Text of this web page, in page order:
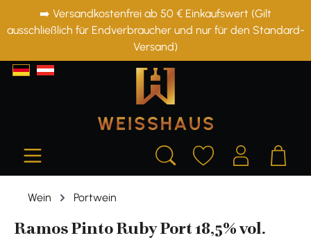
springen
➡️ Versandkostenfrei ab 50 € Einkaufswert (Gilt
ausschließlich für Endverbraucher und nur für den Standard-
Versand)
Wein Portwein
Ramos Pinto Ruby Port 18,5% vol.